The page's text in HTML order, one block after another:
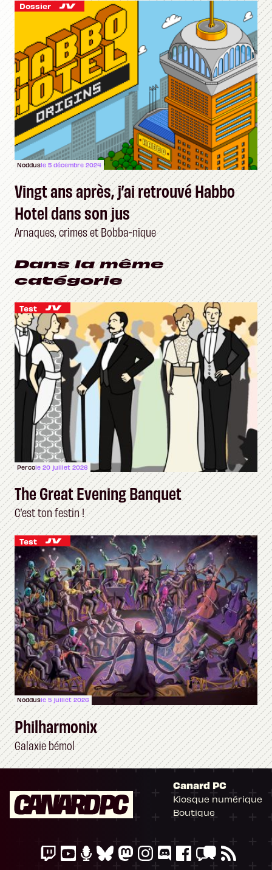
Dossier
Noddusle 5 décembre 2024
Vingt ans après, j’ai retrouvé Habbo
Hotel dans son jus
Arnaques, crimes et Bobba-nique
Dans la même
catégorie
Test
Percole 20 juillet 2026
The Great Evening Banquet
C’est ton festin !
Test
Noddusle 5 juillet 2026
Philharmonix
Galaxie bémol
Canard PC
Kiosque numérique
Boutique